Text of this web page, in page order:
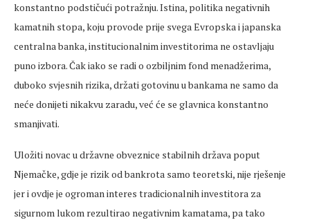
konstantno podstičući potražnju. Istina, politika negativnih
kamatnih stopa, koju provode prije svega Evropska i japanska
centralna banka, institucionalnim investitorima ne ostavljaju
puno izbora. Čak iako se radi o ozbiljnim fond menadžerima,
duboko svjesnih rizika, držati gotovinu u bankama ne samo da
neće donijeti nikakvu zaradu, već će se glavnica konstantno
smanjivati.
Uložiti novac u državne obveznice stabilnih država poput
Njemačke, gdje je rizik od bankrota samo teoretski, nije rješenje
jer i ovdje je ogroman interes tradicionalnih investitora za
sigurnom lukom rezultirao negativnim kamatama, pa tako